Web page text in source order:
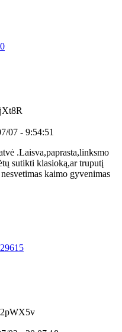
07 - 9:54:51
.Laisva,paprasta,linksmo
sutikti klasioką,ar truputį
kaimo gyvenimas